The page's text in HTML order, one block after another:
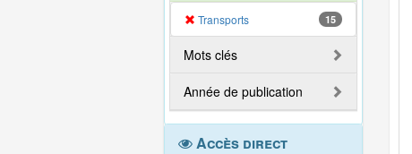
Transports 15
Mots clés
Année de publication
Accès direct